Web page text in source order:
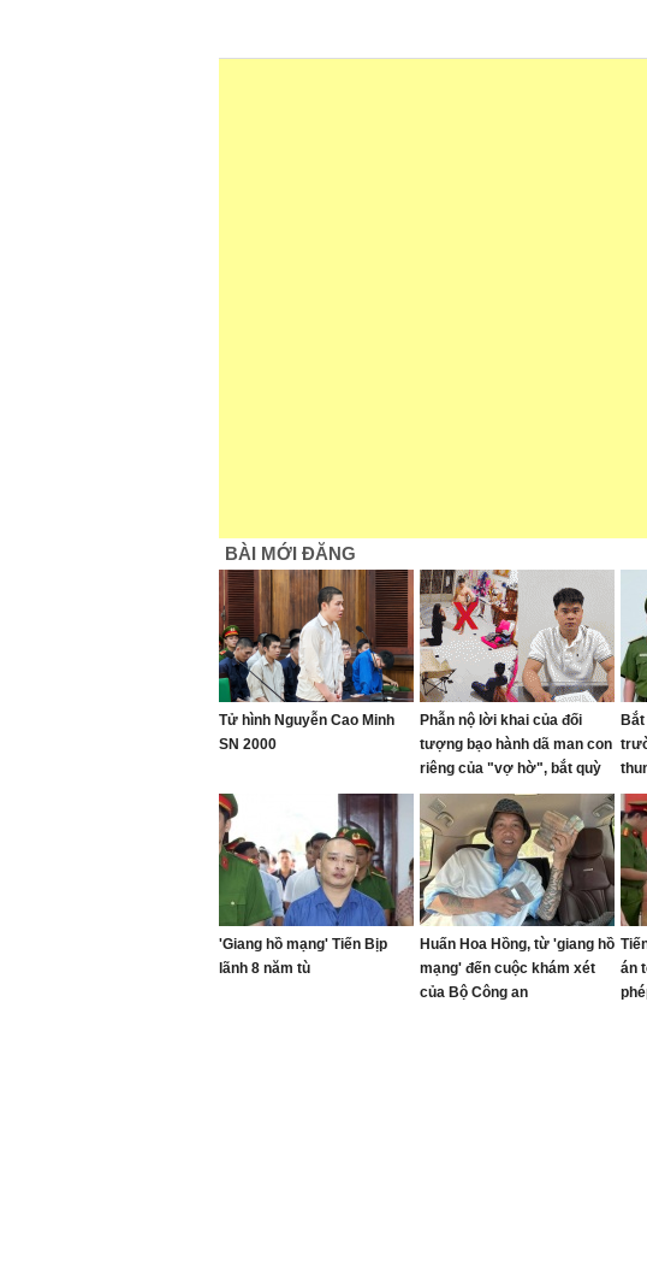
BÀI MỚI ĐĂNG
Tử hình Nguyễn Cao Minh
SN 2000
Phẫn nộ lời khai của đối
tượng bạo hành dã man con
riêng của "vợ hờ", bắt quỳ
gối đến 1 giờ sáng
'Giang hồ mạng' Tiến Bịp
lãnh 8 năm tù
Huấn Hoa Hồng, từ 'giang hồ
mạng' đến cuộc khám xét
của Bộ Công an
án